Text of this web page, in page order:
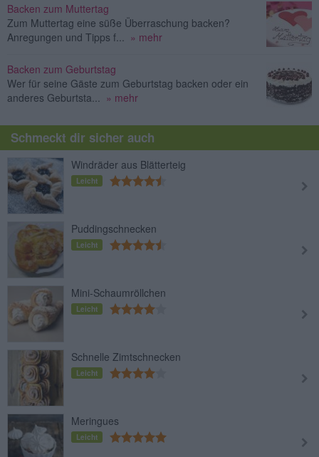
Backen zum Muttertag
Zum Muttertag eine süße Überraschung backen?
Anregungen und Tipps f...
» mehr
Backen zum Geburtstag
Wer für seine Gäste zum Geburtstag backen oder ein
anderes Geburtsta...
» mehr
Schmeckt dir sicher auch
Windräder aus Blätterteig
Leicht
Puddingschnecken
Leicht
Mini-Schaumröllchen
Leicht
Schnelle Zimtschnecken
Leicht
Meringues
Leicht